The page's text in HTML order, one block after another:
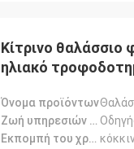
Κίτρινο θαλάσσιο
ηλιακό
Όνομα προϊόντων
Ζωή υπηρεσιών πηγής φωτός
Εκπομπή του χρώματος